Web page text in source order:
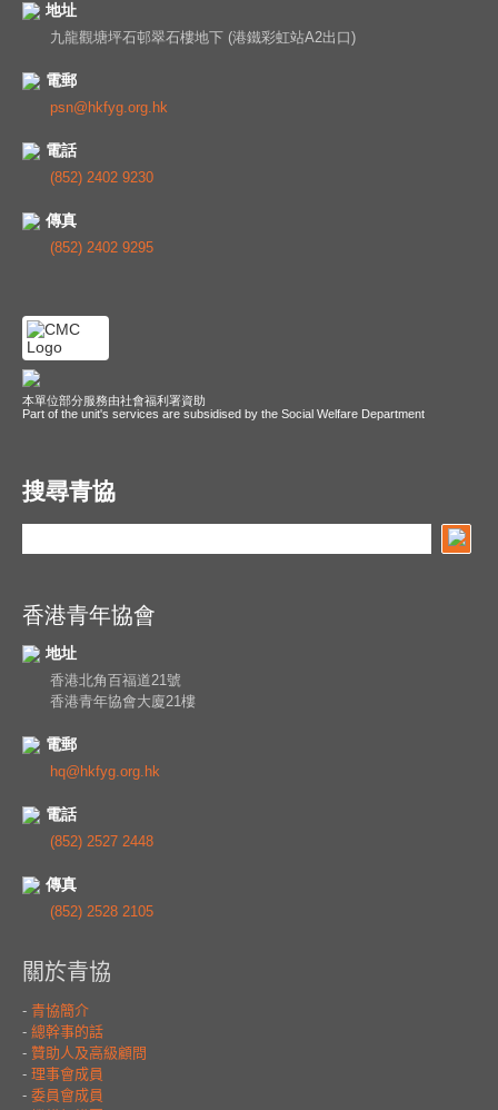
地址
九龍觀塘坪石邨翠石樓地下 (港鐵彩虹站A2出口)
電郵
psn@hkfyg.org.hk
電話
(852) 2402 9230
傳真
(852) 2402 9295
本單位部分服務由社會福利署資助
Part of the unit's services are subsidised by the Social Welfare Department
搜尋青協
香港青年協會
地址
香港北角百福道21號
香港青年協會大廈21樓
電郵
hq@hkfyg.org.hk
電話
(852) 2527 2448
傳真
(852) 2528 2105